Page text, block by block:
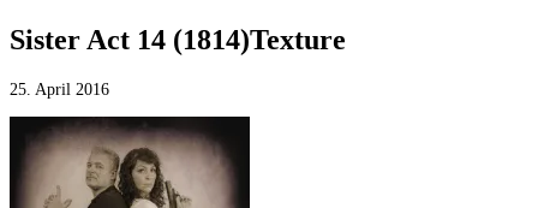
Sister Act 14 (1814)Texture
25. April 2016